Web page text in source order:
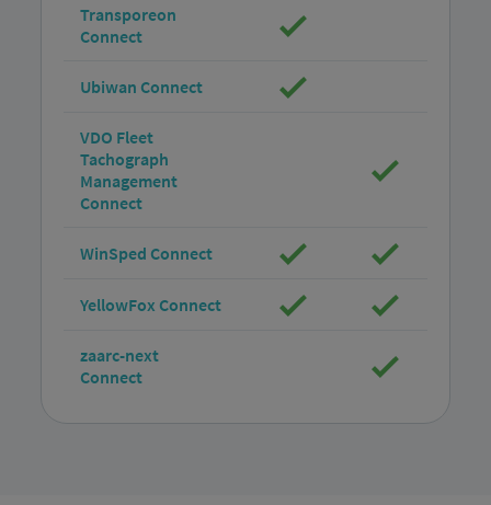
Transporeon
Connect
Ubiwan Connect
VDO Fleet
Tachograph
Management
Connect
WinSped Connect
YellowFox Connect
zaarc-next
Connect